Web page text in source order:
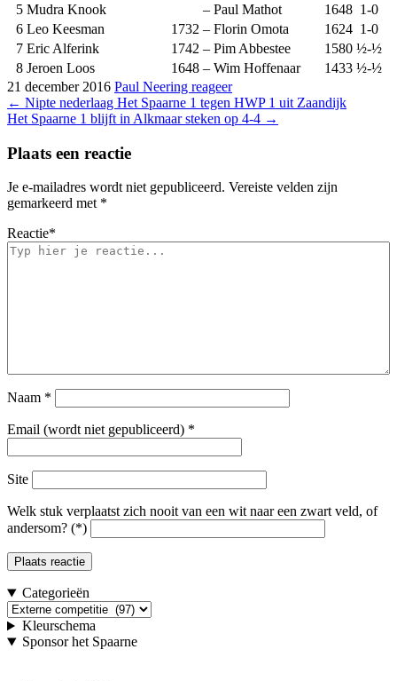
5 Mudra Knook – Paul Mathot 1648 1-0
6 Leo Keesman 1732 – Florin Omota 1624 1-0
7 Eric Alferink 1742 – Pim Abbestee 1580 ½-½
8 Jeroen Loos 1648 – Wim Hoffenaar 1433 ½-½
21 december 2016 Paul Neering reageer
Bericht
navigatie
← Nipte nederlaag Het Spaarne 1 tegen HWP 1 uit Zaandijk
Het Spaarne 1 blijft in Alkmaar steken op 4-4 →
Plaats een reactie
Je e-mailadres wordt niet gepubliceerd. Vereiste velden zijn
gemarkeerd met *
Reactie*
Naam *
Email (wordt niet gepubliceerd) *
Site
Welk stuk verplaatst zich nooit van een wit naar een zwart veld, of
andersom? (*)
Categorieën
Categorieën
Kleurschema
Sponsor het Spaarne